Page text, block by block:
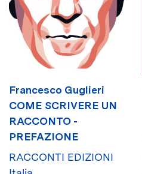
Francesco Guglieri
COME SCRIVERE UN
RACCONTO -
PREFAZIONE
RACCONTI EDIZIONI